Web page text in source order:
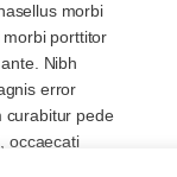
morbi
porttitor
Nibh
error
curabitur pede
occaecati